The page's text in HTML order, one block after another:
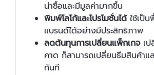
น่าซื้อและมีมูลค่ามากขึ้น
พิมพ์โลโก้และโปรโมชั่นได้ ใช้เป็
แบรนด์ได้อย่างมีประสิทธิภาพ
ลดต้นทุนการเปลี่ยนแพ็กเกจ เ
คาด ก็สามารถเปลี่ยนธีมสินค้าแล
ทันที